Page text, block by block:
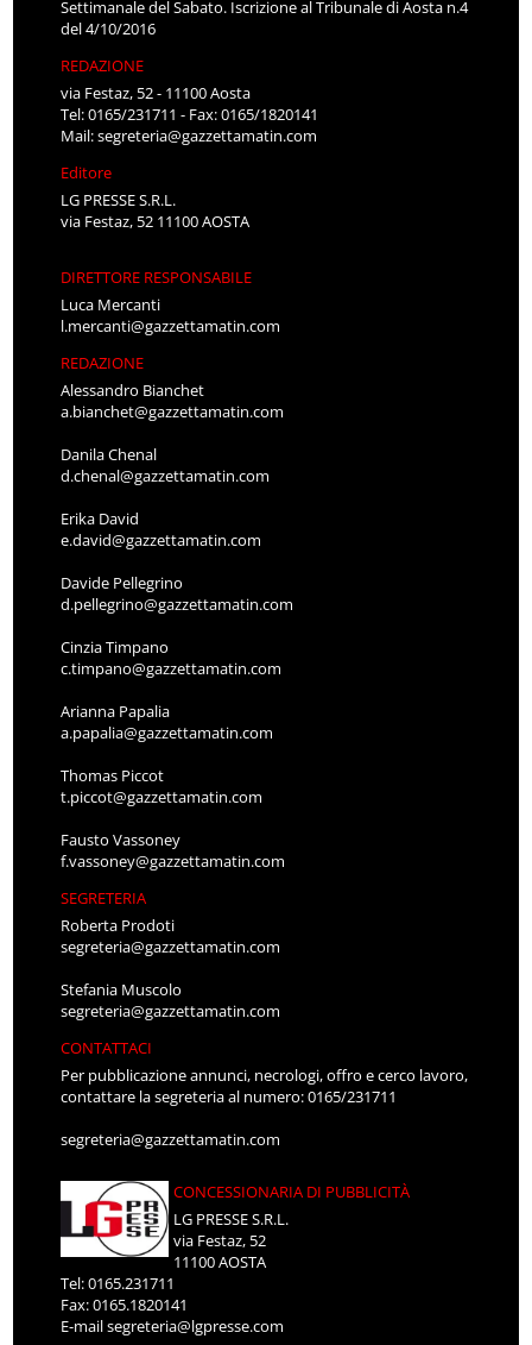
Settimanale del Sabato. Iscrizione al Tribunale di Aosta n.4
del 4/10/2016
REDAZIONE
via Festaz, 52 - 11100 Aosta
Tel: 0165/231711 - Fax: 0165/1820141
Mail:segreteria@gazzettamatin.com
Editore
LG PRESSE S.R.L.
via Festaz, 52 11100 AOSTA
DIRETTORE RESPONSABILE
Luca Mercanti
l.mercanti@gazzettamatin.com
REDAZIONE
Alessandro Bianchet
a.bianchet@gazzettamatin.com
Danila Chenal
d.chenal@gazzettamatin.com
Erika David
e.david@gazzettamatin.com
Davide Pellegrino
d.pellegrino@gazzettamatin.com
Cinzia Timpano
c.timpano@gazzettamatin.com
Arianna Papalia
a.papalia@gazzettamatin.com
Thomas Piccot
t.piccot@gazzettamatin.com
Fausto Vassoney
f.vassoney@gazzettamatin.com
SEGRETERIA
Roberta Prodoti
segreteria@gazzettamatin.com
Stefania Muscolo
segreteria@gazzettamatin.com
CONTATTACI
Per pubblicazione annunci, necrologi, offro e cerco lavoro,
contattare la segreteria al numero: 0165/231711
segreteria@gazzettamatin.com
CONCESSIONARIA DI PUBBLICITÀ
LG PRESSE S.R.L.
via Festaz, 52
11100 AOSTA
Tel: 0165.231711
Fax: 0165.1820141
E-mailsegreteria@lgpresse.com